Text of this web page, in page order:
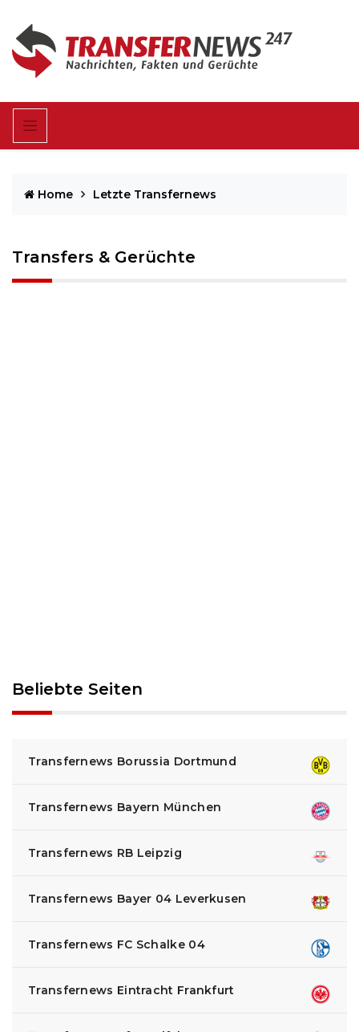
Home Letzte Transfernews
Transfers & Gerüchte
Beliebte Seiten
Transfernews Borussia Dortmund
Transfernews Bayern München
Transfernews RB Leipzig
Transfernews Bayer 04 Leverkusen
Transfernews FC Schalke 04
Transfernews Eintracht Frankfurt